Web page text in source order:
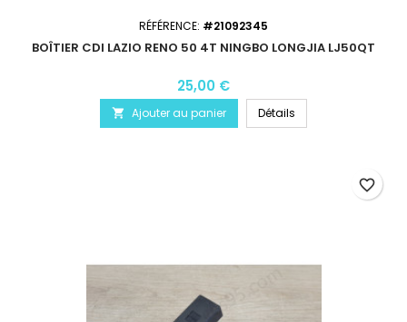
RÉFÉRENCE: #21092345
BOÎTIER CDI LAZIO RENO 50 4T NINGBO LONGJIA LJ50QT
25,00 €
 Ajouter au panier Détails
favorite_border